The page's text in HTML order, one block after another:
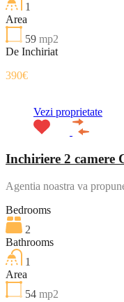
1
Area
59 mp2
De Inchiriat
390€
Vezi proprietate
Inchiriere 2 camere
Agentia noastra va
Bedrooms
2
Bathrooms
1
Area
54 mp2